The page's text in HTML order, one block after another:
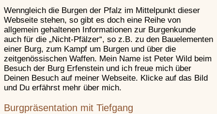
Produktsortiment zur
Madenburg –
Produktsortiment zur
Neu-Wolfstein –
Produktsortiment Alt-
Erfenstein
Falkenstein
Wenngleich die Burgen der Pfalz im Mittelpunkt dieser
Webseite stehen, so gibt es doch eine Reihe von
allgemein gehaltenen Informationen zur Burgenkunde
auch für die „Nicht-Pfälzer“, so z.B. zu den Bauelementen
einer Burg, zum Kampf um Burgen und über die
zeitgenössischen Waffen. Mein Name ist Peter Wild beim
Besuch der Burg Erfenstein und ich freue mich über
Deinen Besuch auf meiner Webseite. Klicke auf das Bild
und Du erfährst mehr über mich.
Burgpräsentation mit Tiefgang